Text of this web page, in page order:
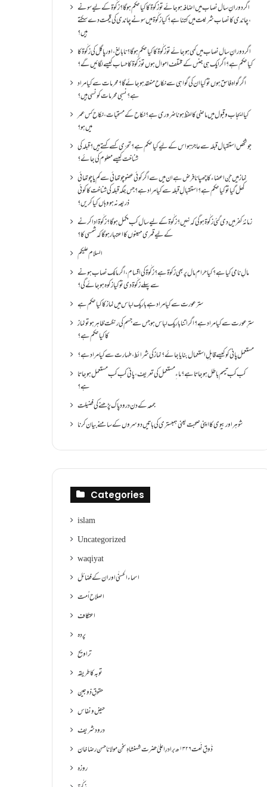
اگر دورانِ سال نصاب میں اضافہ ہو جائے تو زکوۃ کا کیا حکم ہو گا؟ زکٰوۃ کے لیے سونے
،چاندی کا نصاب شریعت میں کتنا ہے؟ کیا زکٰوۃ میں سونے چاندی کی قیمت دے سکتے
ہیں؟
اگر دورانِ سال نصاب میں کمی ہو جائے تو زکٰوۃ کا کیا حکم ہو گا؟ نا بالغ ، اور پاگل کی زکٰوۃ کا
کیا حکم ہے؟ اگر ایک ہی جنس کے مختلف اموال ہوں تو زکٰوۃ کا حساب کیسے لگائیں گے؟
اگر گواہ فاسق ہوں تو کیا ان کی گواہی سے نکاح منعقد ہو جائے گا؟ محرمات سے کیا مراد
ہے؟ نسبی محرمات کونسی ہیں؟
کیا ایجاب و قبول میں ماضی کا لفظ ہونا ضروری ہے؟ نکاح کے مستحبات، نکاح کس عمر
میں ہو؟
جو شخص استقبال قبلہ سے عاجز ہو اس کے لیے کیا حکم ہے؟ تحرّی کسے کہتے ہیں؟ قبلہ کی
شناخت کیسے معلوم کی جائے؟
نماز میں جن اعضاء کا چھپانا فرض ہے ان میں سے اگر کوئی عضو چوتھائی سے کم یا چوتھائی
کھل گیا تو کیا حکم ہے؟استقبالِ قبلہ سے کیا مراد ہے؟جس جگہ قبلہ کی شناخت کا کوئی
ذریعہ نہ ہو وہاں کیا کریں؟
زمانۂ کفر میں دی گئی زکٰوۃ ہو گی کہ نہیں؟زکٰوۃ کے لیے سال کب مکمل ہو گا؟زکٰوۃ ادا کرنے
کے لیے قمری مہینوں کا اعتبار ہو گا کہ شمسی کا؟
السلام علیکم
مالِ نامی کیا ہے؟ کیا حرام مال پر بھی زکوۃ ہے؟ زکٰوۃ کی اقسام ،اگر مالک نصاب ہونے
سے پہلے زکٰوۃ دی تو کیا زکوه ہو جائےگی؟
ستر عورت سے کیا مراد ہے باریک لباس میں نماز کا کیا حکم ہے
سترِ عورت سے کیا مراد ہے؟اگر اتنا باریک لباس ہو جس سے جسم کی رنگت ظاہر ہو تو نماز
کا کیا حکم ہے؟
مستعمل پانی کو کیسے قابلِ استعمال بنایا جائے؟ نماز کی شرائط ،طہارت سے کیا مراد ہے؟
کب کب تیمم باطل ہو جاتا ہے؟ ماءِ مستعمل کی تعریف ،پانی کب کب مستعمل ہو جاتا
ہے؟
جمعہ کے دن درود پاک پڑھنے کی فضیلت
شوہر اور بیوی کا اپنی صحبت یعنی ہمبستری کی باتیں دوسروں کے سامنے بیان کرنا
Categories
islam
Uncategorized
waqiyat
اسماءالحسنٰی اور ان کے فضائل
اصلاح اُمت
اعتکاف
پردہ
تراویح
توبہ کا طریقہ
حقوقِ ذوجین
حیض و نفاس
درود شریف
ذَوقِ نَعت ۱۳۲۶ھ برادرِ اعلیٰ حضرت شہنشاہِ سخن مولانا حسن رضا خان
روزہ